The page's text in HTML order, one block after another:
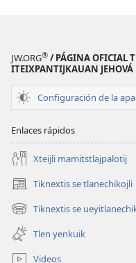
JW.ORG® / PÁGINA OFICIAL
ITEIXPANTIJKAUAN JEHOVÁ
Configuración de la
Enlaces rápidos
Xteijli mamitstlajpalotij
Tiknextis se tlanechikojli
(abre
una
nueva
ventana)
Tiknextis se
(abre
una
nueva
ventana)
Tlen yenkuik
Videos